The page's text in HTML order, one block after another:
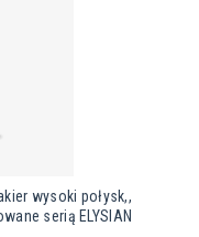
wysoki połysk,,
serią ELYSIAN